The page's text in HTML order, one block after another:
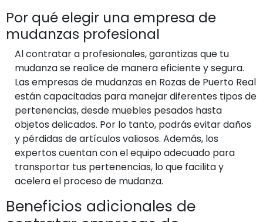
Por qué elegir una empresa de
mudanzas profesional
Al contratar a profesionales, garantizas que tu
mudanza se realice de manera eficiente y segura.
Las empresas de mudanzas en Rozas de Puerto Real
están capacitadas para manejar diferentes tipos de
pertenencias, desde muebles pesados hasta
objetos delicados. Por lo tanto, podrás evitar daños
y pérdidas de artículos valiosos. Además, los
expertos cuentan con el equipo adecuado para
transportar tus pertenencias, lo que facilita y
acelera el proceso de mudanza.
Beneficios adicionales de